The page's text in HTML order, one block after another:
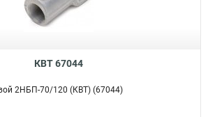
КВТ 67044
2НБП-70/120 (КВТ) (67044)